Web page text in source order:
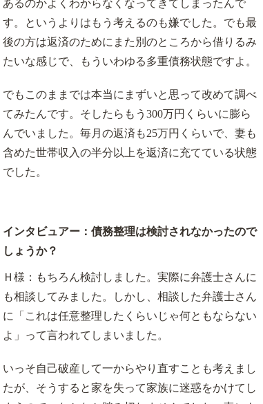
あるのかよくわからなくなってきてしまったんで
す。というよりはもう考えるのも嫌でした。でも最
後の方は返済のためにまた別のところから借りるみ
たいな感じで、もういわゆる多重債務状態ですよ。
でもこのままでは本当にまずいと思って改めて調べ
てみたんです。そしたらもう300万円くらいに膨ら
んでいました。毎月の返済も25万円くらいで、妻も
含めた世帯収入の半分以上を返済に充てている状態
でした。
インタビュアー：債務整理は検討されなかったので
しょうか？
Ｈ様：もちろん検討しました。実際に弁護士さんに
も相談してみました。しかし、相談した弁護士さん
に「これは任意整理したくらいじゃ何ともならない
よ」って言われてしまいました。
いっそ自己破産して一からやり直すことも考えまし
たが、そうすると家を失って家族に迷惑をかけてし